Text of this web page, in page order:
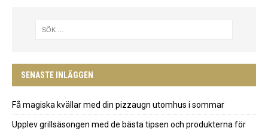
SENASTE INLÄGGEN
Få magiska kvällar med din pizzaugn utomhus i sommar
Upplev grillsäsongen med de bästa tipsen och produkterna för